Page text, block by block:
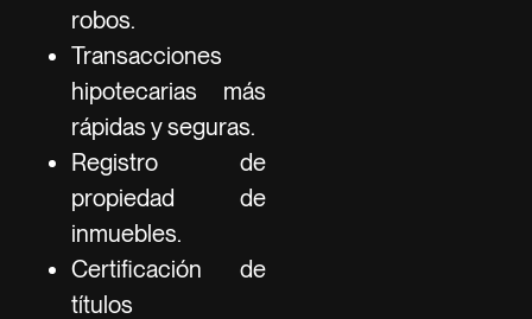
robos.
Transacciones
hipotecarias más
rápidas y seguras.
Registro de
propiedad de
inmuebles.
Certificación de
títulos